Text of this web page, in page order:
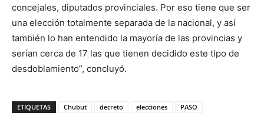
concejales, diputados provinciales. Por eso tiene que ser
una elección totalmente separada de la nacional, y así
también lo han entendido la mayoría de las provincias y
serían cerca de 17 las que tienen decidido este tipo de
desdoblamiento”, concluyó.
ETIQUETAS Chubut decreto elecciones PASO